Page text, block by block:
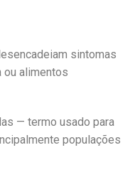
sintomas
ou alimentos
— termo usado para
populações